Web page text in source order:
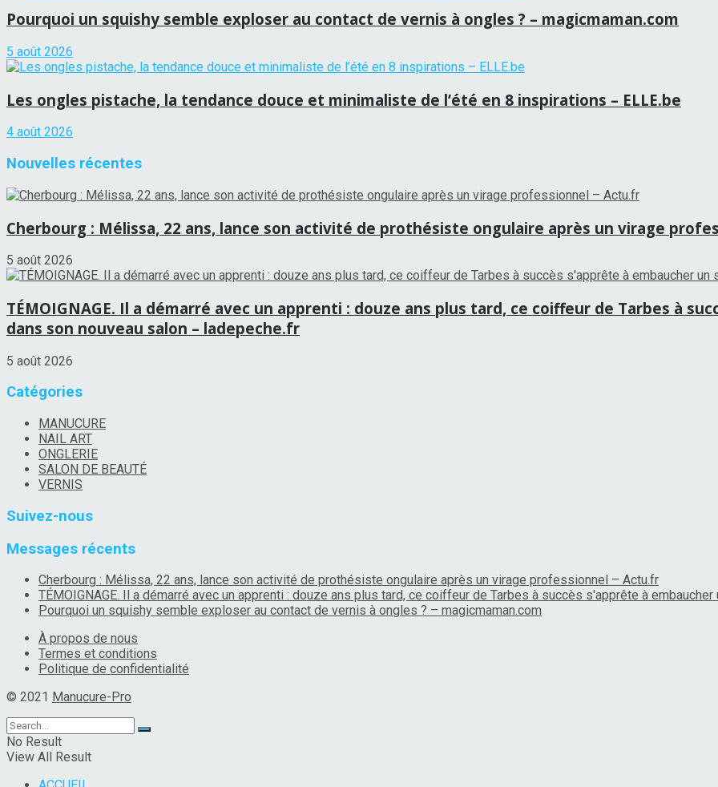
Pourquoi un squishy semble exploser au contact de vernis à ongles ? – magicmaman.com
5 août 2026
Les ongles pistache, la tendance douce et minimaliste de l’été en 8 inspirations – ELLE.be
4 août 2026
Nouvelles récentes
Cherbourg : Mélissa, 22 ans, lance son activité de prothésiste ongulaire après un virage
5 août 2026
TÉMOIGNAGE. Il a démarré avec un apprenti : douze ans plus tard, ce coiffeur de Tarbes à
dans son nouveau salon – ladepeche.fr
5 août 2026
Catégories
MANUCURE
NAIL ART
ONGLERIE
SALON DE BEAUTÉ
VERNIS
Suivez-nous
Messages récents
Cherbourg : Mélissa, 22 ans, lance son activité de prothésiste ongulaire après un virage professionnel – Actu.fr
TÉMOIGNAGE. Il a démarré avec un apprenti : douze ans plus tard, ce coiffeur de Tarbes à succès s'apprête à
Pourquoi un squishy semble exploser au contact de vernis à ongles ? – magicmaman.com
À propos de nous
Termes et conditions
Politique de confidentialité
© 2021 Manucure-Pro
No Result
View All Result